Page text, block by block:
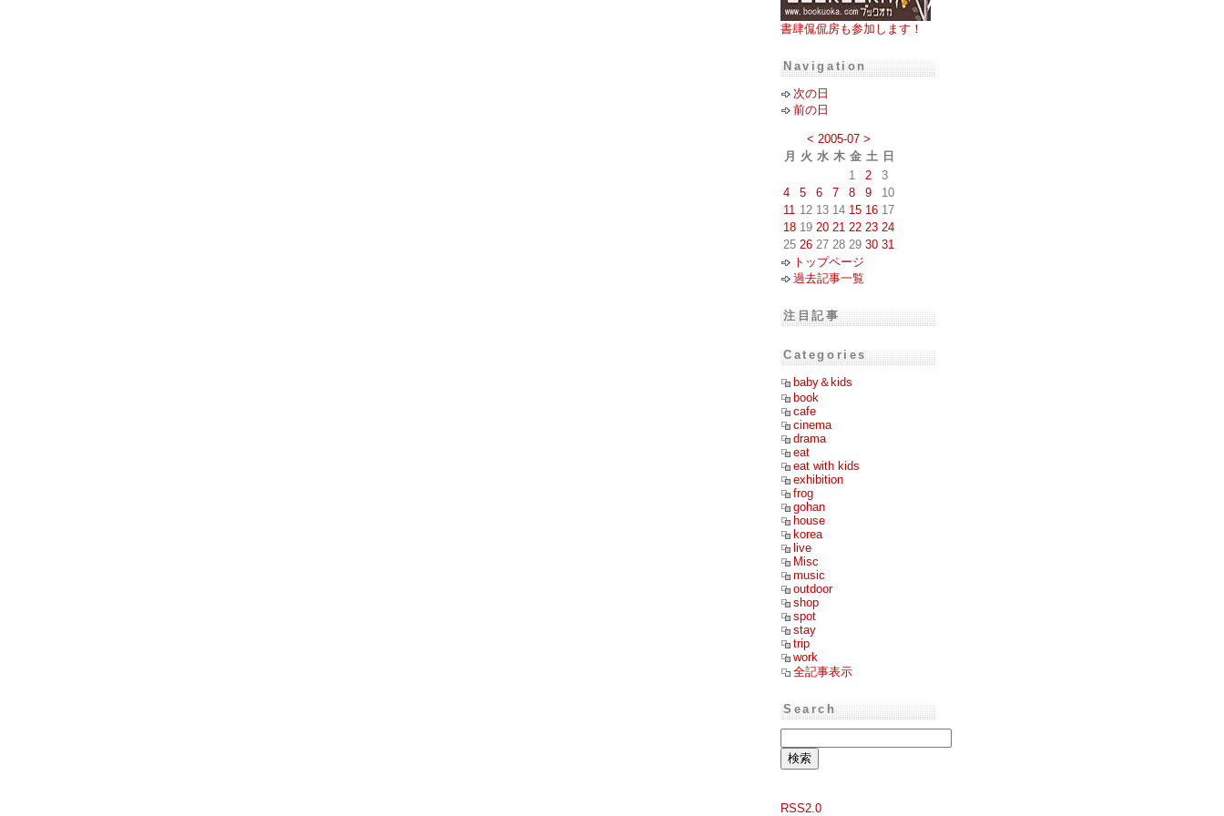
書肆侃侃房も参加します！
Navigation
次の日
前の日
< 2005-07 >
月
火 水 木 金 土 日
1
2
3
4
5 6 7 8 9
10
11 12 13 14 15 16 17
18 19 20 21 22 23 24
25 26 27 28 29 30 31
トップページ
過去記事一覧
注目記事
Categories
baby＆kids
book
cafe
cinema
drama
eat
eat with kids
exhibition
frog
gohan
house
korea
live
Misc
music
outdoor
shop
spot
stay
trip
work
全記事表示
Search
RSS2.0